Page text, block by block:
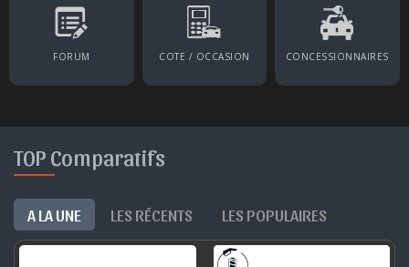
FORUM COTE / OCCASION CONCESSIONNAIRES
TOP Comparatifs
A LA UNE LES RÉCENTS LES POPULAIRES